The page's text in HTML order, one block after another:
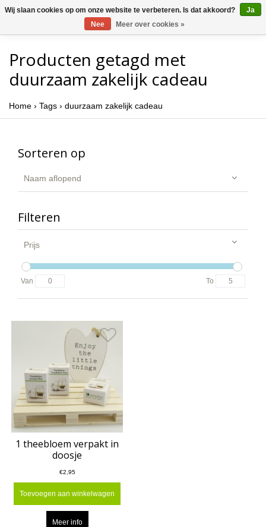
Producten getagd met
duurzaam zakelijk cadeau
Home › Tags › duurzaam zakelijk cadeau
Sorteren op
Naam aflopend
Filteren
Prijs
Van To
1 theebloem verpakt in
doosje
€2,95
Toevoegen aan winkelwagen
Meer info
Wij slaan cookies op om onze website te verbeteren. Is dat akkoord?
Ja
Nee
Meer over cookies »